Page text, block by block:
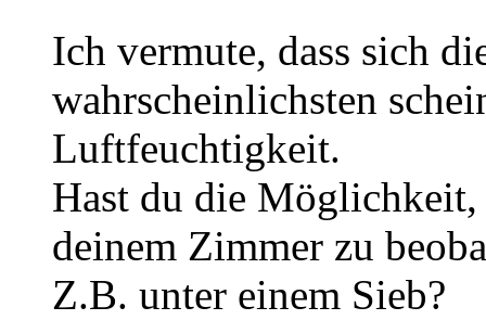
Ich vermute, dass sich
wahrscheinlichsten
Luftfeuchtigkeit.
Hast du die Möglichkeit,
deinem Zimmer zu
Z.B. unter einem Sieb?